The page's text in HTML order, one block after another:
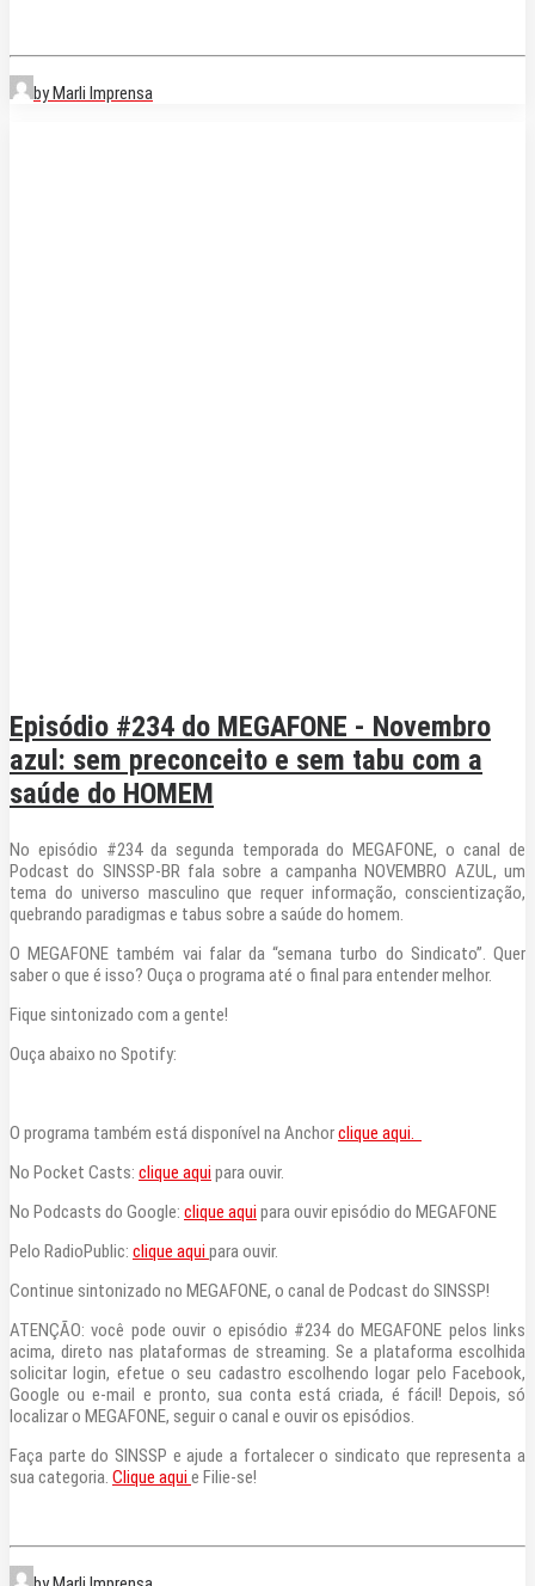
by Marli Imprensa
Episódio #234 do MEGAFONE - Novembro
azul: sem preconceito e sem tabu com a
saúde do HOMEM
No episódio #234 da segunda temporada do MEGAFONE, o canal de
Podcast do SINSSP-BR fala sobre a campanha NOVEMBRO AZUL, um
tema do universo masculino que requer informação, conscientização,
quebrando paradigmas e tabus sobre a saúde do homem.
O MEGAFONE também vai falar da “semana turbo do Sindicato”. Quer
saber o que é isso? Ouça o programa até o final para entender melhor.
Fique sintonizado com a gente!
Ouça abaixo no Spotify:
O programa também está disponível na Anchorclique aqui.
No Pocket Casts: clique aqui para ouvir.
No Podcasts do Google: clique aqui para ouvir episódio do MEGAFONE
Pelo RadioPublic: clique aqui para ouvir.
Continue sintonizado no MEGAFONE, o canal de Podcast do SINSSP!
ATENÇÃO: você pode ouvir o episódio #234 do MEGAFONE pelos links
acima, direto nas plataformas de streaming. Se a plataforma escolhida
solicitar login, efetue o seu cadastro escolhendo logar pelo Facebook,
Google ou e-mail e pronto, sua conta está criada, é fácil! Depois, só
localizar o MEGAFONE, seguir o canal e ouvir os episódios.
Faça parte do SINSSP e ajude a fortalecer o sindicato que representa a
sua categoria. Clique aqui e Filie-se!